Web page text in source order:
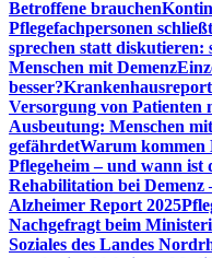
Betroffene brauchen
Pflegefachpersonen
sprechen statt
Menschen mit Demenz
besser?
Versorgung von Patienten
Ausbeutung: Menschen
gefährdetWarum kommen
Pflegeheim – und wann
Rehabilitation bei Demenz
Alzheimer Report 2025
Nachgefragt beim
Soziales des Landes